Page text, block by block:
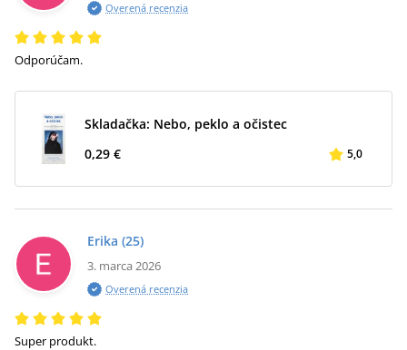
Skladačka: Nebo, peklo a očistec
0,29 €
5,0
Overená recenzia
Odporúčam.
Erika (25)
3. marca 2026
Overená recenzia
Super produkt.